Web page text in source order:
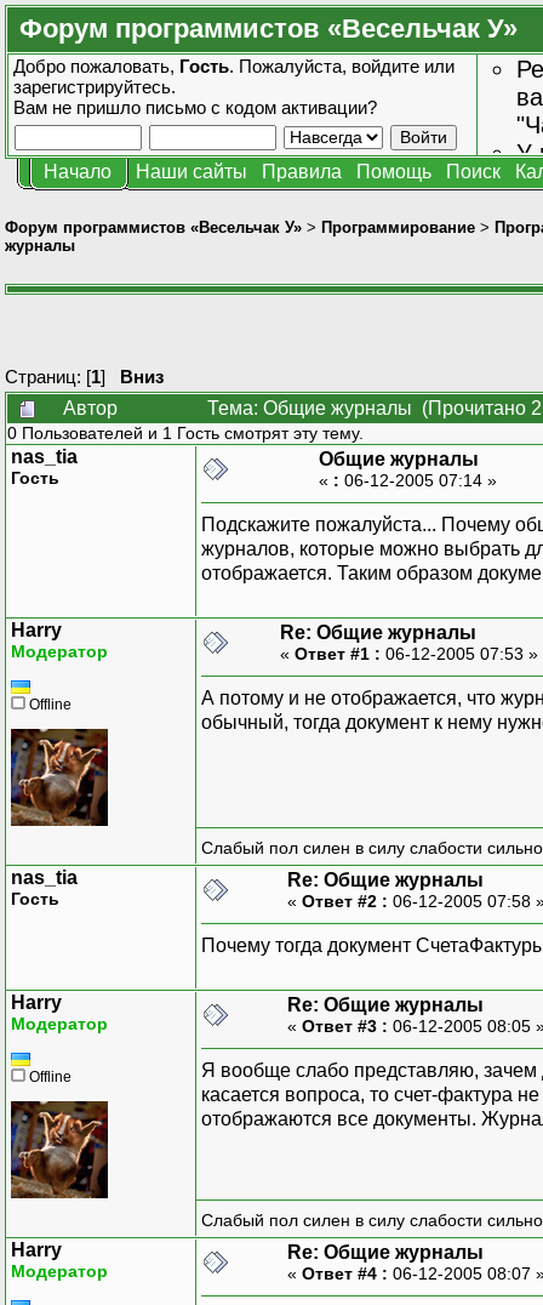
Форум программистов «Весельчак У»
Добро пожаловать, Гость. Пожалуйста, войдите или
зарегистрируйтесь.
Вам не пришло письмо с кодом активации?
У
Начало Наши сайты Правила Помощь Поиск
Форум программистов «Весельчак У» > Программирование >
журналы
Страниц: [1] Вниз
Автор
Тема: Общие журналы (Прочитано
0 Пользователей и 1 Гость смотрят эту тему.
nas_tia
Гость
Общие журналы
« : 06-12-2005 07:14 »
Подскажите пожалуйста... Почему
журналов, которые можно выбрать
отображается. Таким образом
Harry
Модератор
Offline
Re: Общие журналы
« Ответ #1 : 06-12-2005 07:53 »
А потому и не отображается, что
обычный, тогда документ к нему
Слабый пол силен в силу слабости
nas_tia
Гость
Re: Общие журналы
« Ответ #2 : 06-12-2005 07:58
Почему тогда документ
Harry
Модератор
Offline
Re: Общие журналы
« Ответ #3 : 06-12-2005 08:05
Я вообще слабо представляю,
касается вопроса, то счет-фактура
отображаются все документы.
Слабый пол силен в силу слабости
Harry
Модератор
Re: Общие журналы
« Ответ #4 : 06-12-2005 08:07